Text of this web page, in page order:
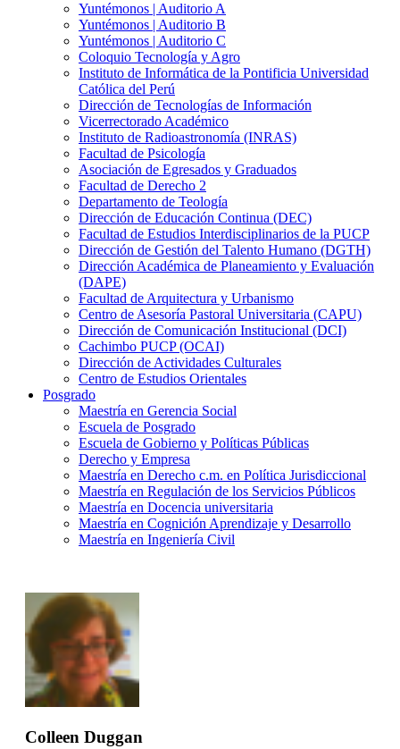
Yuntémonos | Auditorio A
Yuntémonos | Auditorio B
Yuntémonos | Auditorio C
Coloquio Tecnología y Agro
Instituto de Informática de la Pontificia Universidad
Católica del Perú
Dirección de Tecnologías de Información
Vicerrectorado Académico
Instituto de Radioastronomía (INRAS)
Facultad de Psicología
Asociación de Egresados y Graduados
Facultad de Derecho 2
Departamento de Teología
Dirección de Educación Continua (DEC)
Facultad de Estudios Interdisciplinarios de la PUCP
Dirección de Gestión del Talento Humano (DGTH)
Dirección Académica de Planeamiento y Evaluación
(DAPE)
Facultad de Arquitectura y Urbanismo
Centro de Asesoría Pastoral Universitaria (CAPU)
Dirección de Comunicación Institucional (DCI)
Cachimbo PUCP (OCAI)
Dirección de Actividades Culturales
Centro de Estudios Orientales
Posgrado
Maestría en Gerencia Social
Escuela de Posgrado
Escuela de Gobierno y Políticas Públicas
Derecho y Empresa
Maestría en Derecho c.m. en Política Jurisdiccional
Maestría en Regulación de los Servicios Públicos
Maestría en Docencia universitaria
Maestría en Cognición Aprendizaje y Desarrollo
Maestría en Ingeniería Civil
Colleen Duggan